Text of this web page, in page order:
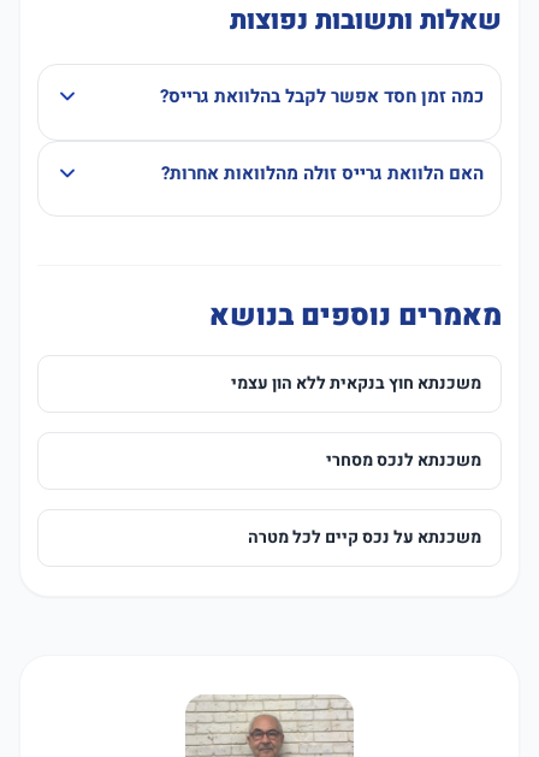
שאלות ותשובות נפוצות
כמה זמן חסד אפשר לקבל בהלוואת גרייס?
האם הלוואת גרייס זולה מהלוואות אחרות?
מאמרים נוספים בנושא
משכנתא חוץ בנקאית ללא הון עצמי
משכנתא לנכס מסחרי
משכנתא על נכס קיים לכל מטרה